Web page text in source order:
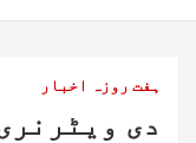
ہفت روزہ اخبار
دی